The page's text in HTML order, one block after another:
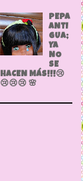
PEPA
ANTI
GUA;
YA
NO
SE
HACEN MÁS!!!😢
😢😢😢 🌸